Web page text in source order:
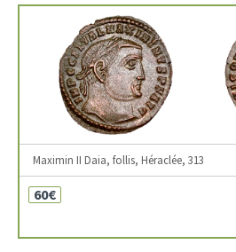
Maximin II Daia, follis, Héraclée, 313
60€